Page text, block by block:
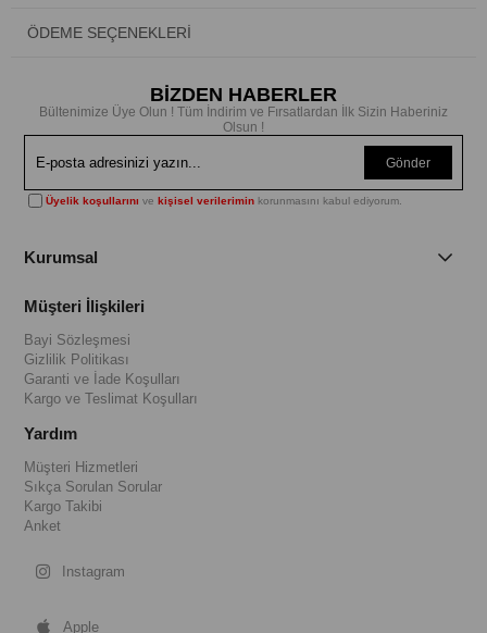
ÖDEME SEÇENEKLERI
BİZDEN HABERLER
Bültenimize Üye Olun ! Tüm İndirim ve Fırsatlardan İlk Sizin Haberiniz
Olsun !
Gönder
Üyelik koşullarını ve kişisel verilerimin korunmasını kabul ediyorum.
Kurumsal
Müşteri İlişkileri
Bayi Sözleşmesi
Gizlilik Politikası
Garanti ve İade Koşulları
Kargo ve Teslimat Koşulları
Yardım
Müşteri Hizmetleri
Sıkça Sorulan Sorular
Kargo Takibi
Anket
Instagram
Apple